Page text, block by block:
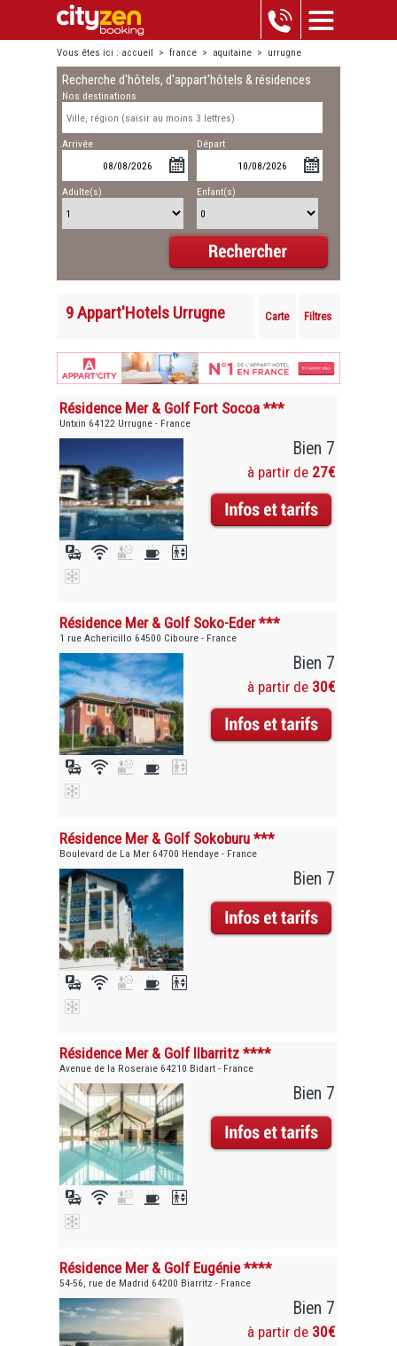
Vous êtes ici : accueil > france > aquitaine > urrugne
Recherche d'hôtels, d'appart'hôtels & résidences
Nos destinations
Arrivée Départ
Adulte(s) Enfant(s)
9 Appart'Hotels Urrugne Carte Filtres
Résidence Mer & Golf Fort Socoa ***
Untxin 64122 Urrugne - France
Bien 7
à partir de 27€
Résidence Mer & Golf Soko-Eder ***
1 rue Achericillo 64500 Ciboure - France
Bien 7
à partir de 30€
Résidence Mer & Golf Sokoburu ***
Boulevard de La Mer 64700 Hendaye - France
Bien 7
Résidence Mer & Golf Ilbarritz ****
Avenue de la Roseraie 64210 Bidart - France
Bien 7
Résidence Mer & Golf Eugénie ****
54-56, rue de Madrid 64200 Biarritz - France
Bien 7
à partir de 30€